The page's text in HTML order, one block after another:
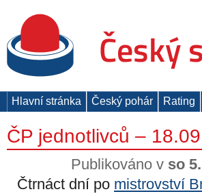
Hlavní stránka Český pohár Rating
ČP jednotlivců –
Publikováno v so
Čtrnáct dní po mistrovství